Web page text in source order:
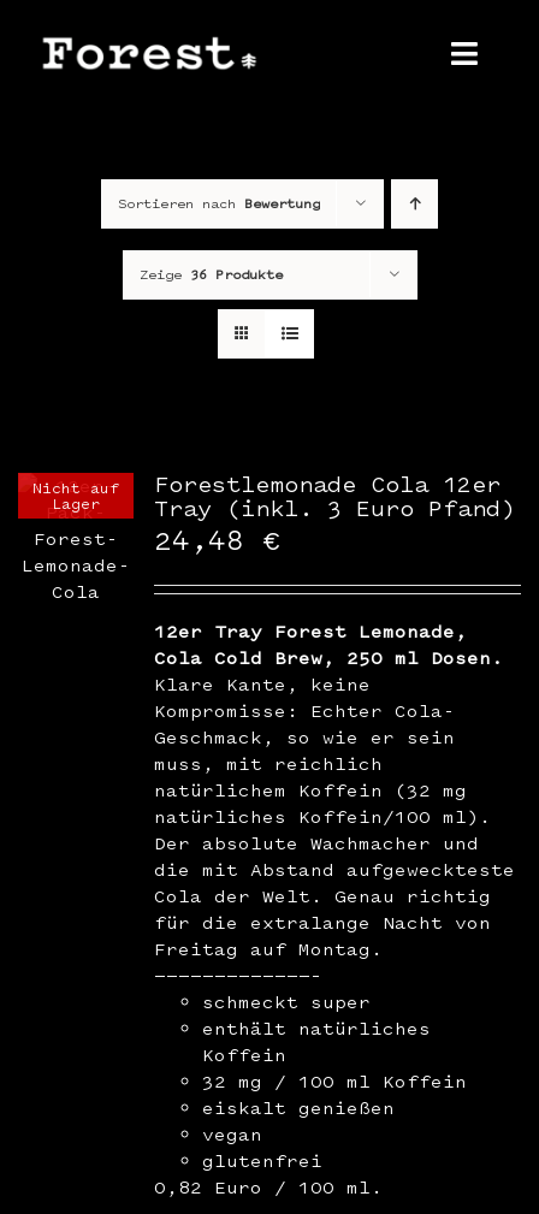
Inhalt
springen
Über uns
Presse
WooCommerce Warenkorb
Sortieren nach Bewertung
Zeige 36 Produkte
Nicht auf
Lager
Forestlemonade Cola 12er
Tray (inkl. 3 Euro Pfand)
24,48 €
12er Tray Forest Lemonade,
Cola Cold Brew, 250 ml Dosen.
Klare Kante, keine
Kompromisse: Echter Cola-
Geschmack, so wie er sein
muss, mit reichlich
natürlichem Koffein (32 mg
natürliches Koffein/100 ml).
Der absolute Wachmacher und
die mit Abstand aufgeweckteste
Cola der Welt. Genau richtig
für die extralange Nacht von
Freitag auf Montag.
—————————————–
schmeckt super
enthält natürliches
Koffein
32 mg / 100 ml Koffein
eiskalt genießen
vegan
glutenfrei
0,82 Euro / 100 ml.